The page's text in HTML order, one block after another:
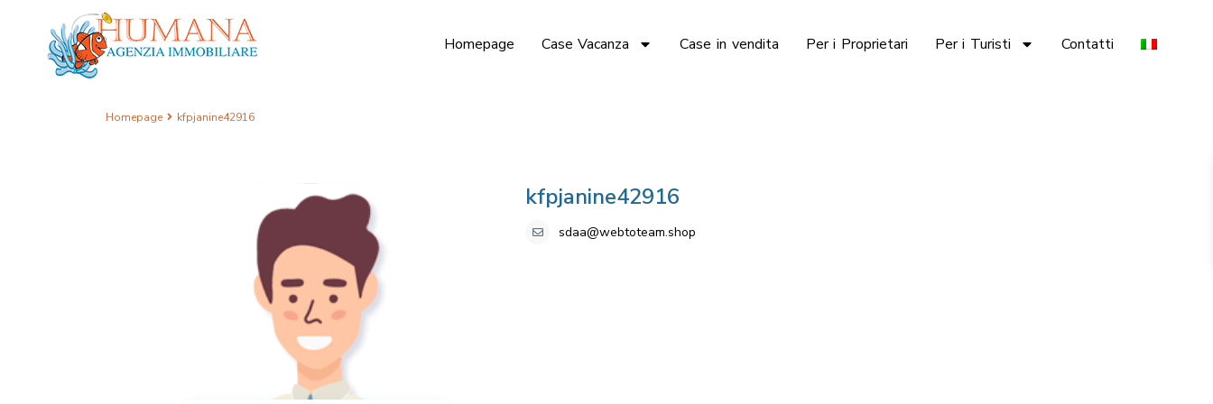
Homepage Case Vacanza Case in vendita Per i Proprietari Per i Turisti Contatti
Homepage kfpjanine42916
kfpjanine42916
sdaa@webtoteam.shop